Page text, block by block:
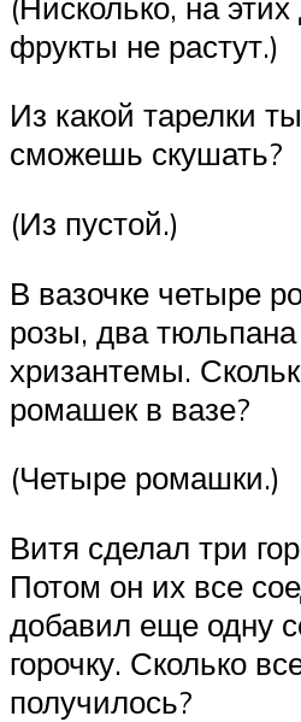
фрукты не растут.)
Из какой тарелки
сможешь скушать?
(Из пустой.)
В вазочке четыре
розы, два
хризантемы.
ромашек в вазе?
(Четыре ромашки.)
Витя сделал три
Потом он их все
добавил еще одну
горочку. Сколько
получилось?